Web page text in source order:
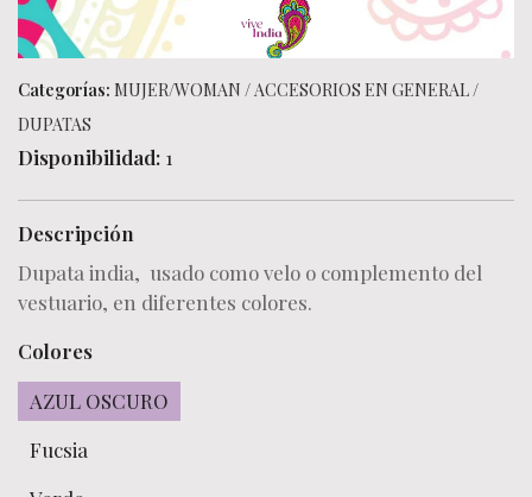
Categorías: MUJER/WOMAN /ACCESORIOS EN GENERAL/
DUPATAS
Disponibilidad: 1
Descripción
Dupata india, usado como velo o complemento del
vestuario, en diferentes colores.
Colores
AZUL OSCURO
Fucsia